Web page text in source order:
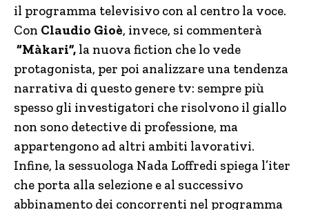
il programma televisivo con al centro la voce.
Con Claudio Gioè, invece, si commenterà
“Màkari”, la nuova fiction che lo vede
protagonista, per poi analizzare una tendenza
narrativa di questo genere tv: sempre più
spesso gli investigatori che risolvono il giallo
non sono detective di professione, ma
appartengono ad altri ambiti lavorativi.
Infine, la sessuologa Nada Loffredi spiega l’iter
che porta alla selezione e al successivo
abbinamento dei concorrenti nel programma